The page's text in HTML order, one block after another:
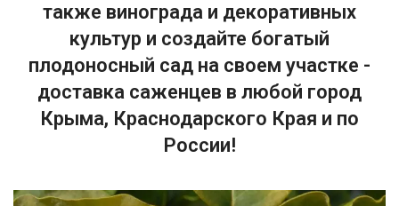
также винограда и декоративных
культур и создайте богатый
плодоносный сад на своем участке -
доставка саженцев в любой город
Крыма, Краснодарского Края и по
России!